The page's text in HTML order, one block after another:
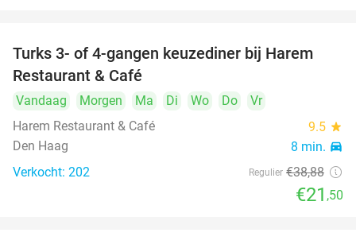
45%
Turks 3- of 4-gangen keuzediner bij Harem
Restaurant & Café
Vandaag Morgen Ma Di Wo Do
Vr
Harem Restaurant & Café
9.5 star
Den Haag 8 min. directions_car
Verkocht: 202 Regulier €38,88
€21 ,50